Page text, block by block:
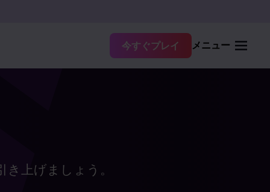
今すぐプレイ メニュー
上げましょう。